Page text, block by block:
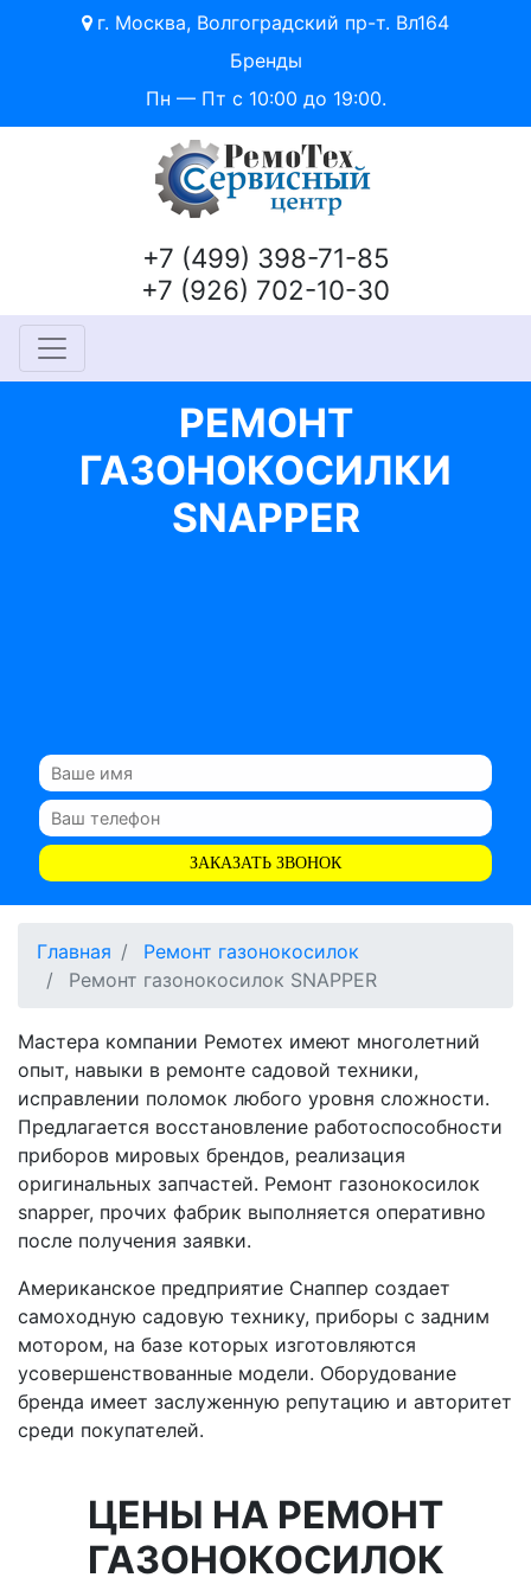
г. Москва, Волгоградский пр-т. Вл164
Бренды
Пн — Пт с 10:00 до 19:00.
+7 (499) 398-71-85
+7 (926) 702-10-30
РЕМОНТ
ГАЗОНОКОСИЛКИ
SNAPPER
ЗАКАЗАТЬ ЗВОНОК
Главная
Ремонт газонокосилок
Ремонт газонокосилок SNAPPER
Мастера компании Ремотех имеют многолетний
опыт, навыки в ремонте садовой техники,
исправлении поломок любого уровня сложности.
Предлагается восстановление работоспособности
приборов мировых брендов, реализация
оригинальных запчастей. Ремонт газонокосилок
snapper, прочих фабрик выполняется оперативно
после получения заявки.
Американское предприятие Снаппер создает
самоходную садовую технику, приборы с задним
мотором, на базе которых изготовляются
усовершенствованные модели. Оборудование
бренда имеет заслуженную репутацию и авторитет
среди покупателей.
ЦЕНЫ НА РЕМОНТ
ГАЗОНОКОСИЛОК